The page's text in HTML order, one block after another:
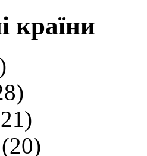
країни
(20)